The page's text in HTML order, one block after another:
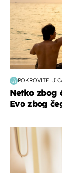
POKROVITELJ
Netko zbog
Evo zbog
moda & ljepota